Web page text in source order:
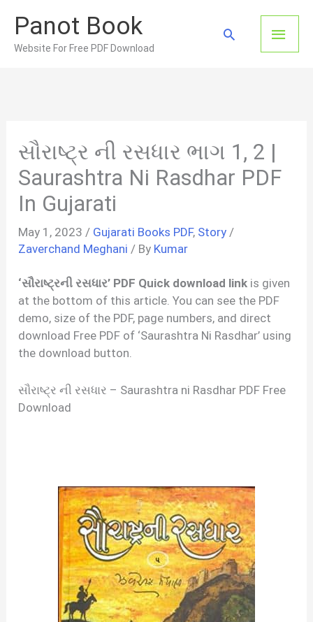
content
Panot Book
Website For Free PDF Download
Main
Search
સૌરાષ્ટ્ર ની રસધાર ભાગ 1, 2 |
Saurashtra Ni Rasdhar PDF
In Gujarati
May 1, 2023 / Gujarati Books PDF, Story /
Zaverchand Meghani / By Kumar
‘સૌરાષ્ટ્રની રસધાર’ PDF Quick download link is given
at the bottom of this article. You can see the PDF
demo, size of the PDF, page numbers, and direct
download Free PDF of ‘Saurashtra Ni Rasdhar’ using
the download button.
સૌરાષ્ટ્ર ની રસધાર – Saurashtra ni Rasdhar PDF Free
Download